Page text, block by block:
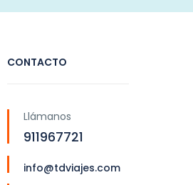
CONTACTO
Llámanos
911967721
info@tdviajes.com